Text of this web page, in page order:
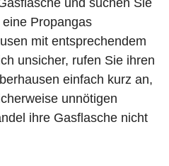
und suchen Sie
Propangas
mit entsprechendem
unsicher, rufen Sie ihren
einfach kurz an,
unnötigen
ihre Gasflasche nicht